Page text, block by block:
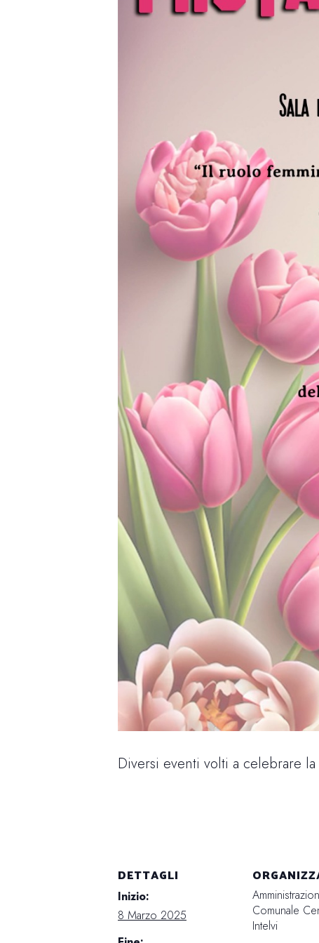
Diversi eventi volti a celebrare
DETTAGLI
Inizio:
8 Marzo 2025
Comunale
Intelvi